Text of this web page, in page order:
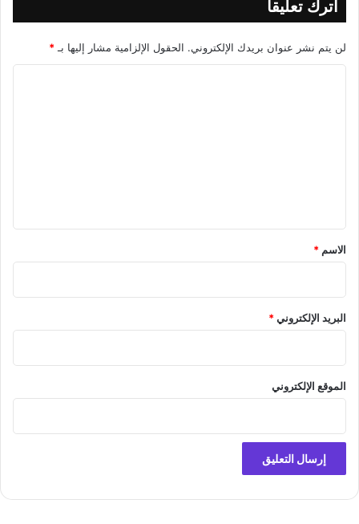
اترك تعليقاً
لن يتم نشر عنوان بريدك الإلكتروني. الحقول الإلزامية مشار إليها بـ *
*
الاسم *
البريد الإلكتروني*
الموقع الإلكتروني